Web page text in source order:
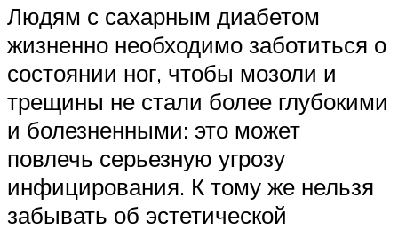
Людям с сахарным диабетом
жизненно необходимо заботиться о
состоянии ног, чтобы мозоли и
трещины не стали более глубокими
и болезненными: это может
повлечь серьезную угрозу
инфицирования. К тому же нельзя
забывать об эстетической